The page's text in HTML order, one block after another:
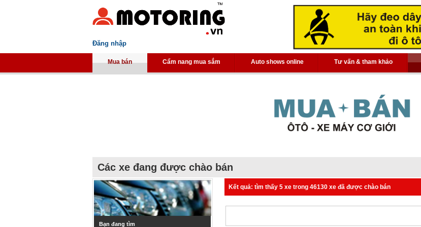
Đăng nhập
Mua bán Cẩm nang mua sắm Auto shows online Tư vấn & tham khảo
Các xe đang được chào bán
Bạn đang tìm
Kết quả: tìm thấy 5 xe trong 46130 xe đã được chào bán